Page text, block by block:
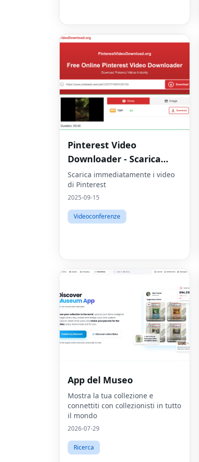
Pinterest Video
Downloader - Scarica
video HD online
Scarica immediatamente i video
di Pinterest
2025-09-15
Videoconferenze
App del Museo
Mostra la tua collezione e
connettiti con collezionisti in tutto
il mondo
2026-07-29
Ricerca